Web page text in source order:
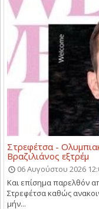
Στρεφέτσα -
Βραζιλιάνος εξτρέμ
06 Αυγούστου 2026
Και επίσημα παρελθόν
Στρεφέτσα καθώς
μήν...